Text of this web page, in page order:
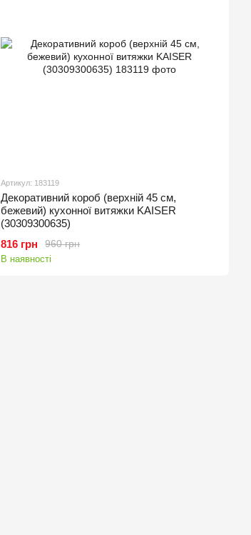
Артикул: 183119
Декоративний короб (верхній 45 см,
бежевий) кухонної витяжки KAISER
(30309300635)
960 грн
816 грн
В наявності